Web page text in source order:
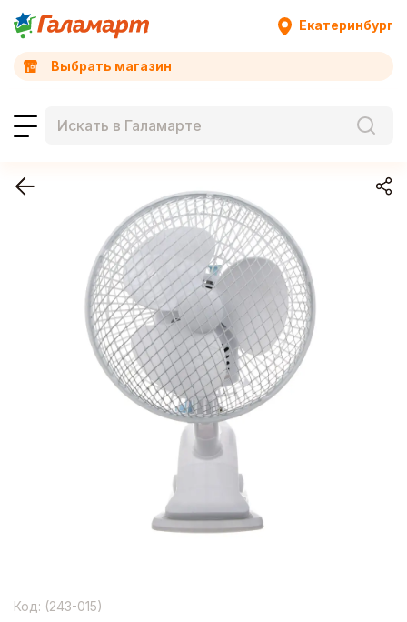
Екатеринбург
Выбрать магазин
Код: (243-015)